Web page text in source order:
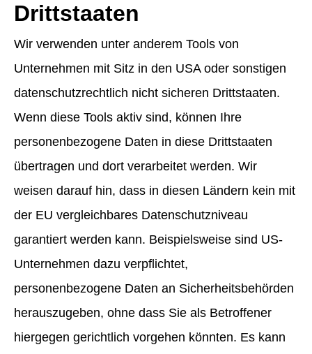
Drittstaaten
Wir verwenden unter anderem Tools von
Unternehmen mit Sitz in den USA oder sonstigen
datenschutzrechtlich nicht sicheren Drittstaaten.
Wenn diese Tools aktiv sind, können Ihre
personenbezogene Daten in diese Drittstaaten
übertragen und dort verarbeitet werden. Wir
weisen darauf hin, dass in diesen Ländern kein mit
der EU vergleichbares Datenschutzniveau
garantiert werden kann. Beispielsweise sind US-
Unternehmen dazu verpflichtet,
personenbezogene Daten an Sicherheitsbehörden
herauszugeben, ohne dass Sie als Betroffener
hiergegen gerichtlich vorgehen könnten. Es kann